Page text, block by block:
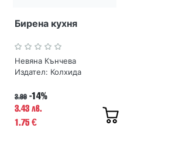
Бирена кухня
Невяна Кънчева
Издател: Колхида
3.99 -14%
3.43 лв.
1.75 €